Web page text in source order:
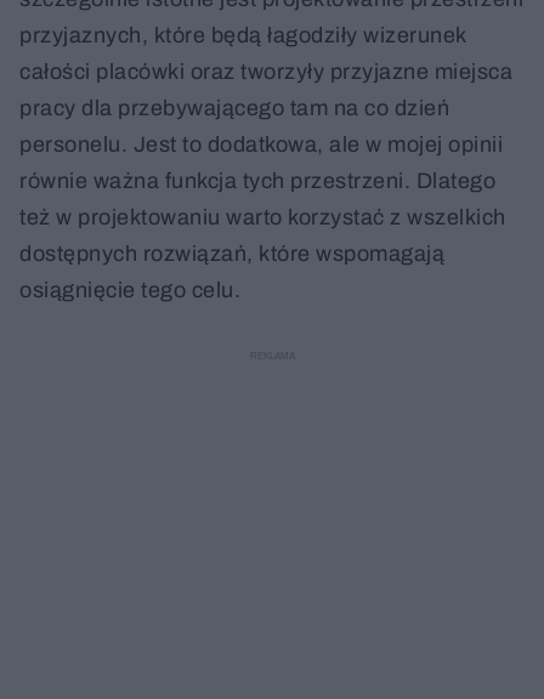
przyjaznych, które będą łagodziły wizerunek
całości placówki oraz tworzyły przyjazne miejsca
pracy dla przebywającego tam na co dzień
personelu. Jest to dodatkowa, ale w mojej opinii
równie ważna funkcja tych przestrzeni. Dlatego
też w projektowaniu warto korzystać z wszelkich
dostępnych rozwiązań, które wspomagają
osiągnięcie tego celu.